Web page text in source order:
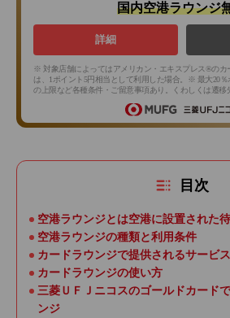
国内空港ラウンジ
詳細
※ 対象店舗によってはアメリカン・エキスプレス®の
は、1ポイント5円相当として利用した場合。※ 最大20
の上限など各種条件・ご留意事項あり。くわしくは遷移
目次
空港ラウンジとは空港に設置された
空港ラウンジの種類と利用条件
カードラウンジで提供されるサービ
カードラウンジの使い方
三菱ＵＦＪニコスのゴールドカード
ンジ